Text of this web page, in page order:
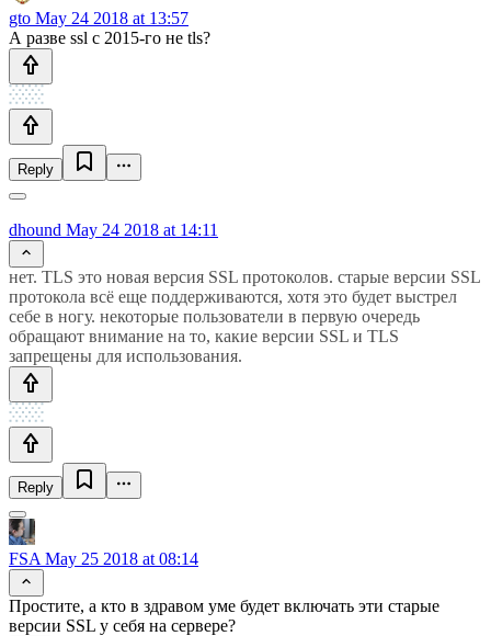
gto May 24 2018 at 13:57
А разве ssl c 2015-го не tls?
Reply
dhound May 24 2018 at 14:11
нет. TLS это новая версия SSL протоколов. старые версии SSL
протокола всё еще поддерживаются, хотя это будет выстрел
себе в ногу. некоторые пользователи в первую очередь
обращают внимание на то, какие версии SSL и TLS
запрещены для использования.
Reply
FSA May 25 2018 at 08:14
Простите, а кто в здравом уме будет включать эти старые
версии SSL у себя на сервере?